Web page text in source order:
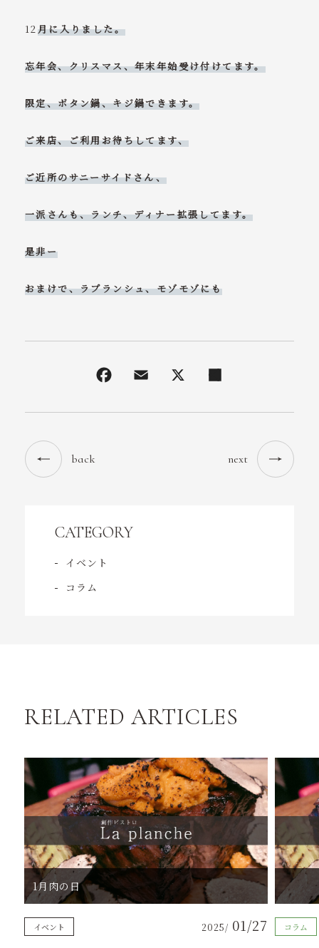
12月に入りました。
忘年会、クリスマス、年末年始受け付けてます。
限定、ボタン鍋、キジ鍋できます。
ご来店、ご利用お待ちしてます、
ご近所のサニーサイドさん、
一派さんも、ランチ、ディナー拡張してます。
是非ー
おまけで、ラプランシュ、モゾモゾにも
back next
CATEGORY
イベント
コラム
RELATED ARTICLES
イベント 2025/ 01/27
1月肉の日
コラム